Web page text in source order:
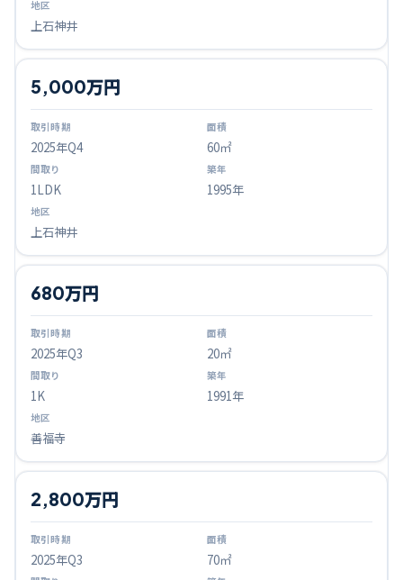
上石神井
2025年Q4
5,000万円
60㎡
1LDK 1995年
上石神井
2025年Q3
680万円
20㎡
1K 1991年
善福寺
2025年Q3
2,800万円
70㎡